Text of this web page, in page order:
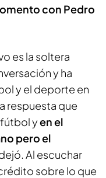
con Pedro
es la soltera
y ha
y el deporte en
respuesta que
yen el
pero el
Al escuchar
sobre lo que